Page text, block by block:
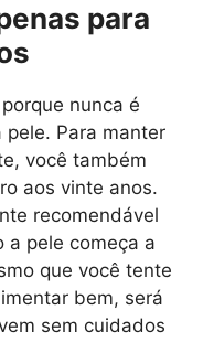
para
nunca é
Para manter
você também
aos vinte anos.
recomendável
a pele começa a
que você tente
bem, será
sem cuidados